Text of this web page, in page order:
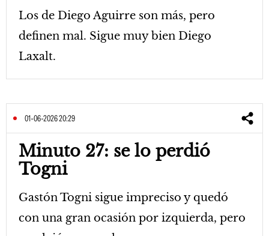
Los de Diego Aguirre son más, pero
definen mal. Sigue muy bien Diego
Laxalt.
01-06-2026 20:29
Minuto 27: se lo perdió
Togni
Gastón Togni sigue impreciso y quedó
con una gran ocasión por izquierda, pero